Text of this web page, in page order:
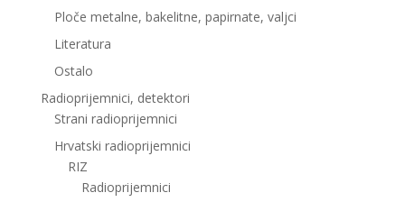
Ploče metalne, bakelitne, papirnate, valjci
Literatura
Ostalo
Radioprijemnici, detektori
Strani radioprijemnici
Hrvatski radioprijemnici
RIZ
Radioprijemnici